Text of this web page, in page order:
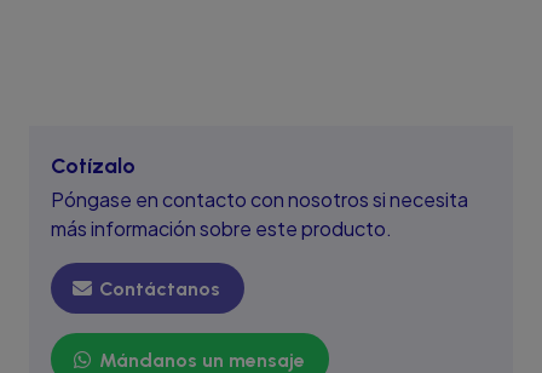
Cotízalo
Póngase en contacto con nosotros si necesita
más información sobre este producto.
Contáctanos
Mándanos un mensaje